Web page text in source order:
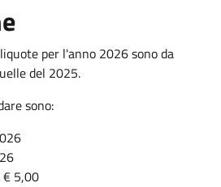
per l'anno 2026 sono da
del 2025.
sono:
5,00